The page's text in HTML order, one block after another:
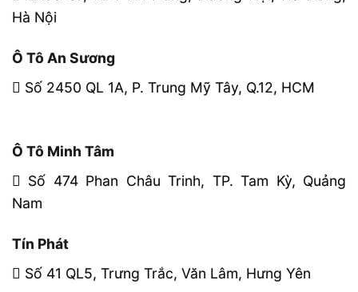
Hà Nội
Ô Tô An Sương
Số 2450 QL 1A, P. Trung Mỹ Tây, Q.12, HCM
Ô Tô Minh Tâm
Số 474 Phan Châu Trinh, TP. Tam Kỳ, Quảng
Nam
Tín Phát
Số 41 QL5, Trưng Trắc, Văn Lâm, Hưng Yên